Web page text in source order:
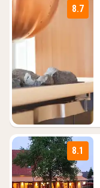
8.7
8.1